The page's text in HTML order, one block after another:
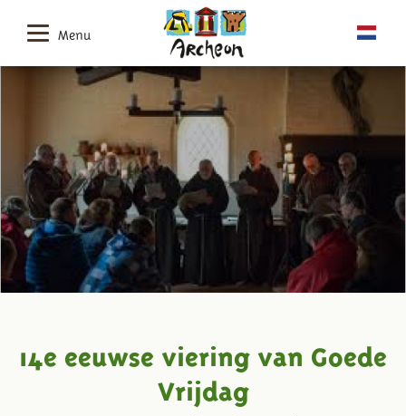
Menu
14e eeuwse viering van Goede
Vrijdag